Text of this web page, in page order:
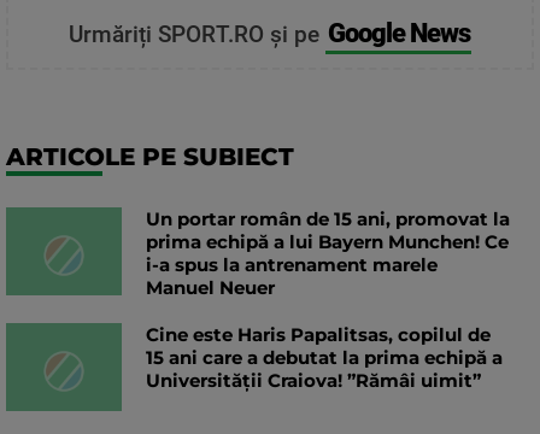
Urmăriți SPORT.RO și pe Google News
ARTICOLE PE SUBIECT
Un portar român de 15 ani, promovat la
prima echipă a lui Bayern Munchen! Ce
i-a spus la antrenament marele
Manuel Neuer
Cine este Haris Papalitsas, copilul de
15 ani care a debutat la prima echipă a
Universității Craiova! ”Rămâi uimit”